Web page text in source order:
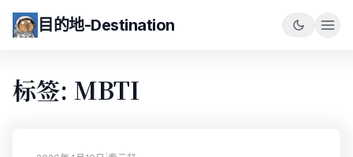
目的地-Destination
标签: MBTI